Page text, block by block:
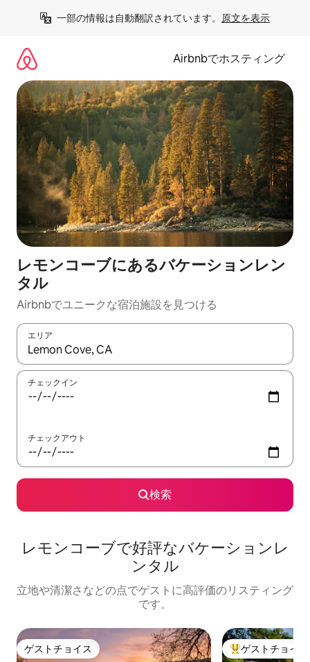
一部の情報は自動翻訳されています。 原文を表示
Airbnbでホスティング
レモンコーブにあるバケーションレン
タル
Airbnbでユニークな宿泊施設を見つける
エリア
検索結果が表示されたら、上下の矢印キーを使って移動するか
チェックイン
チェックアウト
検索
レモンコーブで好評なバケーションレ
ンタル
立地や清潔さなどの点でゲストに高評価のリスティング
です。
ゲストチョイス
ゲストチョイス 大好評のゲスト
ゲストチョイス